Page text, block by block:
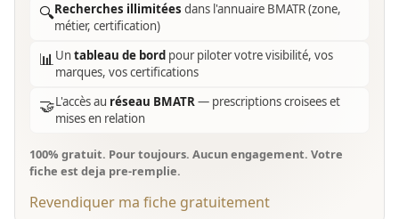
🔍Recherches illimitées dans l'annuaire BMATR (zone,
métier, certification)
📊Untableau de bord pour piloter votre visibilité, vos
marques, vos certifications
🤝L'accès au réseau BMATR— prescriptions croisees et
mises en relation
100% gratuit. Pour toujours. Aucun engagement. Votre
fiche est deja pre-remplie.
Revendiquer ma fiche gratuitement